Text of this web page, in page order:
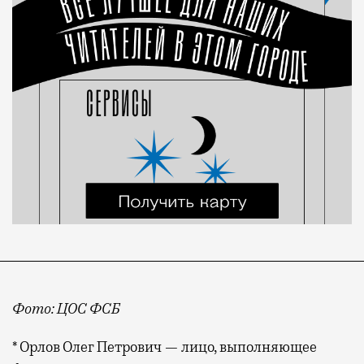
Фото: ЦОС ФСБ
* Орлов Олег Петрович — лицо, выполняющее